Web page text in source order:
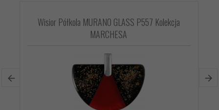
Wisior Półkola MURANO GLASS P557 Kolekcja
MARCHESA